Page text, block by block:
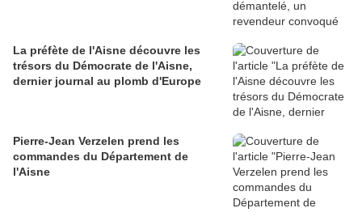
La préfète de l'Aisne découvre les
trésors du Démocrate de l'Aisne,
dernier journal au plomb d'Europe
Pierre-Jean Verzelen prend les
commandes du Département de
l'Aisne